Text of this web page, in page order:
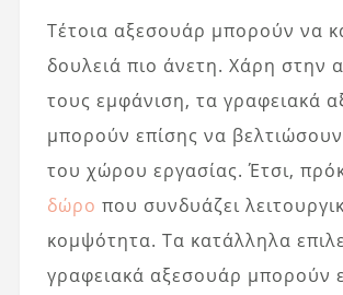
Τέτοια αξεσουάρ μπορούν να
δουλειά πιο άνετη. Χάρη στην
τους εμφάνιση, τα γραφειακά
μπορούν επίσης να
του χώρου εργασίας. Έτσι,
δώρο που συνδυάζει
κομψότητα. Τα κατάλληλα
γραφειακά αξεσουάρ μπορούν